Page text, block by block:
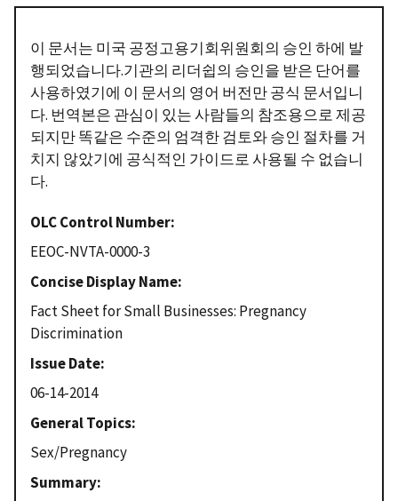
이 문서는 미국 공정고용기회위원회의 승인 하에 발
행되었습니다.기관의 리더쉽의 승인을 받은 단어를
사용하였기에 이 문서의 영어 버전만 공식 문서입니
다. 번역본은 관심이 있는 사람들의 참조용으로 제공
되지만 똑같은 수준의 엄격한 검토와 승인 절차를 거
치지 않았기에 공식적인 가이드로 사용될 수 없습니
다.
OLC Control Number
EEOC-NVTA-0000-3
Concise Display Name
Fact Sheet for Small Businesses: Pregnancy
Discrimination
Issue Date
06-14-2014
General Topics
Sex/Pregnancy
Summary